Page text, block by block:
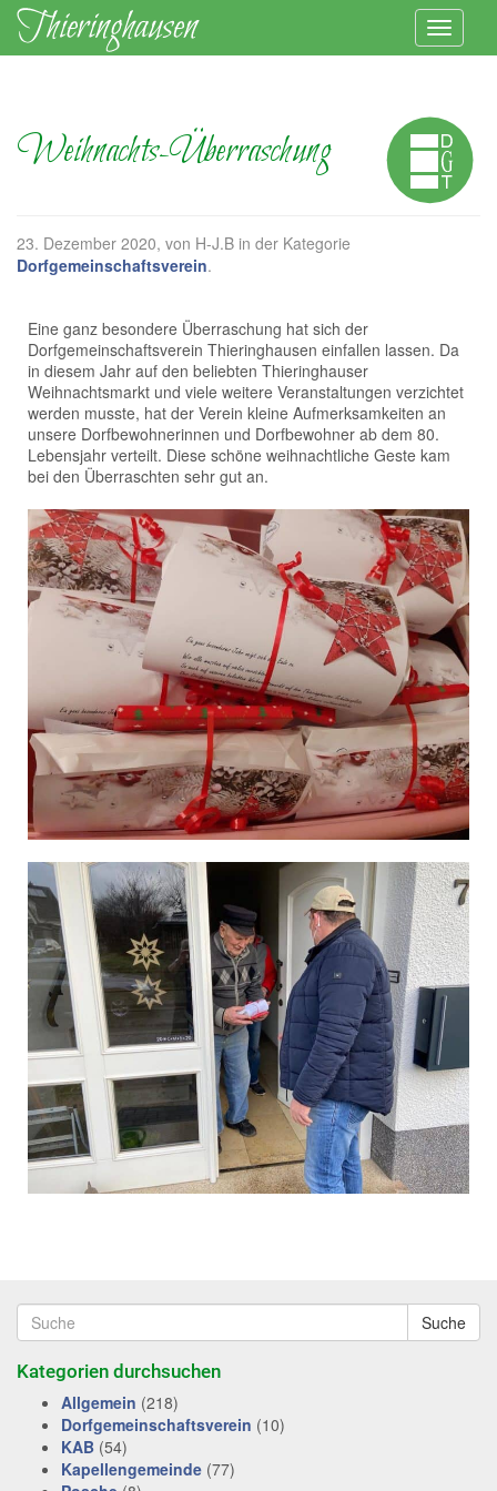
Weihnachts-Überraschung
23. Dezember 2020, von H-J.B in der Kategorie
Dorfgemeinschaftsverein.
Eine ganz besondere Überraschung hat sich der
Dorfgemeinschaftsverein Thieringhausen einfallen lassen. Da
in diesem Jahr auf den beliebten Thieringhauser
Weihnachtsmarkt und viele weitere Veranstaltungen verzichtet
werden musste, hat der Verein kleine Aufmerksamkeiten an
unsere Dorfbewohnerinnen und Dorfbewohner ab dem 80.
Lebensjahr verteilt. Diese schöne weihnachtliche Geste kam
bei den Überraschten sehr gut an.
Suche
Kategorien durchsuchen
Allgemein (218)
Dorfgemeinschaftsverein (10)
KAB (54)
Kapellengemeinde (77)